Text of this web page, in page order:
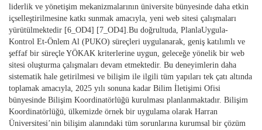
liderlik ve yönetişim mekanizmalarının üniversite bünyesinde daha etkin
içselleştirilmesine katkı sunmak amacıyla, yeni web sitesi çalışmaları
yürütülmektedir [6_OD4] [7_OD4].Bu doğrultuda, PlanlaUygula-
Kontrol Et-Önlem Al (PUKO) süreçleri uygulanarak, geniş katılımlı ve
şeffaf bir süreçle YÖKAK kriterlerine uygun, geleceğe yönelik bir web
sitesi oluşturma çalışmaları devam etmektedir. Bu deneyimlerin daha
sistematik hale getirilmesi ve bilişim ile ilgili tüm yapıları tek çatı altında
toplamak amacıyla, 2025 yılı sonuna kadar Bilim İletişimi Ofisi
bünyesinde Bilişim Koordinatörlüğü kurulması planlanmaktadır. Bilişim
Koordinatörlüğü, ülkemizde örnek bir uygulama olarak Harran
Üniversitesi’nin bilişim alanındaki tüm sorunlarına kurumsal bir çözüm